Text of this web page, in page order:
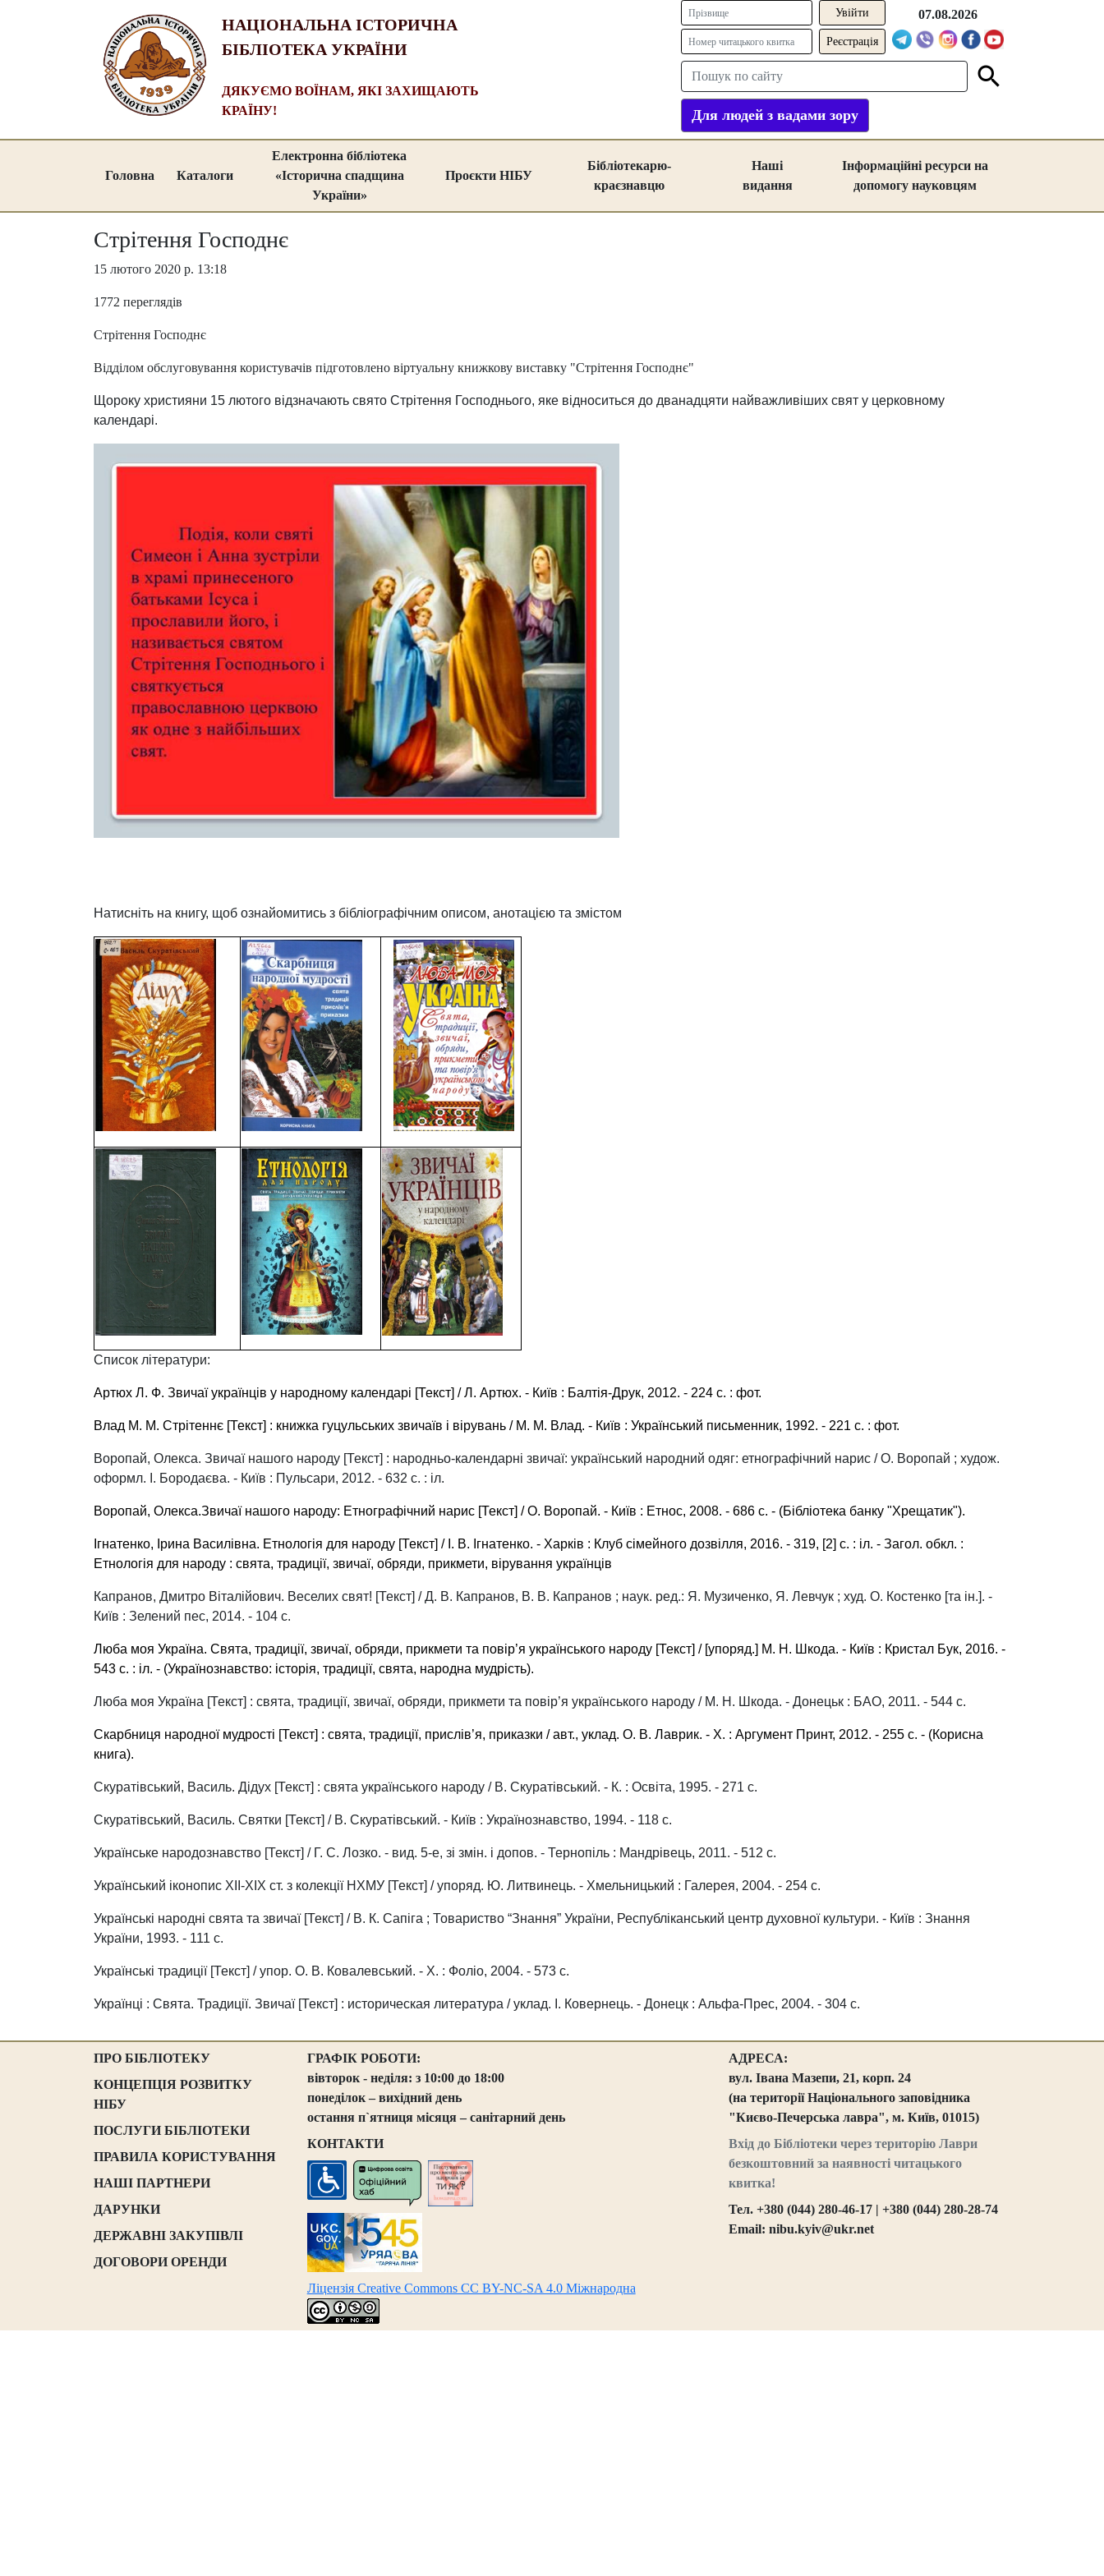
НАЦІОНАЛЬНА ІСТОРИЧНА
БІБЛІОТЕКА УКРАЇНИ
ДЯКУЄМО ВОЇНАМ, ЯКІ ЗАХИЩАЮТЬ
КРАЇНУ!
Реєстрація
07.08.2026
Для людей з вадами зору
Головна Каталоги
Електронна бібліотека
«Історична спадщина
України»
Проєкти НІБУ
Бібліотекарю-
краєзнавцю
Наші
видання
Інформаційні ресурси на
допомогу науковцям
Стрітення Господнє
15 лютого 2020 р. 13:18
1772 переглядів
Стрітення Господнє
Відділом обслуговування користувачів підготовлено віртуальну книжкову виставку "Стрітення Господнє"
Щороку християни 15 лютого відзначають свято Стрітення Господнього, яке відноситься до дванадцяти найважливіших свят у церковному
календарі.
Натисніть на книгу, щоб ознайомитись з бібліографічним описом, анотацією та змістом
Список літератури:
Артюх Л . Ф. Звичаї українців у народному календарі [Текст] / Л. Артюх. - Київ : Балтія-Друк, 2012. - 224 с. : фот.
Влад М. М. Стрітеннє [Текст] : книжка гуцульських звичаїв і вірувань / М. М. Влад. - Київ : Український письменник, 1992. - 221 с. : фот.
Воропай, Олекса. Звичаї нашого народу [Текст] : народньо-календарні звичаї: український народний одяг: етнографічний нарис / О. Воропай ; худож.
оформл. І. Бородаєва. - Київ : Пульсари, 2012. - 632 с. : іл.
Воропай, Олекса.Звичаї нашого народу: Етнографічний нарис [Текст] / О. Воропай. - Київ : Етнос, 2008. - 686 с. - (Бібліотека банку "Хрещатик").
Ігнатенко, Ірина Василівна. Етнологія для народу [Текст] / І. В. Ігнатенко. - Харків : Клуб сімейного дозвілля, 2016. - 319, [2] с. : іл. - Загол. обкл. :
Етнологія для народу : свята, традиції, звичаї, обряди, прикмети, вірування українців
Капранов, Дмитро Віталійович. Веселих свят! [Текст] / Д. В. Капранов, В. В. Капранов ; наук. ред.: Я. Музиченко, Я. Левчук ; худ. О. Костенко [та ін.]. -
Київ : Зелений пес, 2014. - 104 с.
Люба моя Україна. Свята, традиції, звичаї, обряди, прикмети та повір’я українського народу [Текст] / [упоряд.] М. Н. Шкода. - Київ : Кристал Бук, 2016. -
543 с. : іл. - (Українознавство: історія, традиції, свята, народна мудрість).
Люба моя Україна [Текст] : свята, традиції, звичаї, обряди, прикмети та повір’я українського народу / М. Н. Шкода. - Донецьк : БАО, 2011. - 544 с.
Скарбниця народної мудрості [Текст] : свята, традиції, прислів’я, приказки / авт., уклад. О. В. Лаврик. - Х. : Аргумент Принт, 2012. - 255 с. - (Корисна
книга).
Скуратівський, Василь. Дідух [Текст] : свята українського народу / В. Скуратівський. - К. : Освіта, 1995. - 271 с.
Скуратівський, Василь. Святки [Текст] / В. Скуратівський. - Київ : Українознавство, 1994. - 118 с.
Українське народознавство [Текст] / Г. С. Лозко. - вид. 5-е, зі змін. і допов. - Тернопіль : Мандрівець, 2011. - 512 с.
Український іконопис ХІІ-ХІХ ст. з колекції НХМУ [Текст] / упоряд. Ю. Литвинець. - Хмельницький : Галерея, 2004. - 254 с.
Українські народні свята та звичаї [Текст] / В. К. Сапіга ; Товариство “Знання” України, Республіканський центр духовної культури. - Київ : Знання
України, 1993. - 111 с.
Українські традиції [Текст] / упор. О. В. Ковалевський. - Х. : Фоліо, 2004. - 573 с.
Українці : Свята. Традиції. Звичаї [Текст] : историческая литература / уклад. І. Ковернець. - Донецк : Альфа-Прес, 2004. - 304 с.
ПРО БІБЛІОТЕКУ
КОНЦЕПЦІЯ РОЗВИТКУ
НІБУ
ПОСЛУГИ БІБЛІОТЕКИ
ПРАВИЛА КОРИСТУВАННЯ
НАШІ ПАРТНЕРИ
ДАРУНКИ
ДЕРЖАВНІ ЗАКУПІВЛІ
ДОГОВОРИ ОРЕНДИ
ГРАФІК РОБОТИ:
вівторок - неділя: з 10:00 до 18:00
понеділок – вихідний день
остання п`ятниця місяця – санітарний день
КОНТАКТИ
Ліцензія Creative Commons CC BY-NC-SA 4.0 Міжнародна
АДРЕСА:
вул. Івана Мазепи, 21, корп. 24
(на території Національного заповідника
"Києво-Печерська лавра", м. Київ, 01015)
Вхід до Бібліотеки через територію Лаври
безкоштовний за наявності читацького
квитка!
Тел. +380 (044) 280-46-17 | +380 (044) 280-28-74
Email: nibu.kyiv@ukr.net